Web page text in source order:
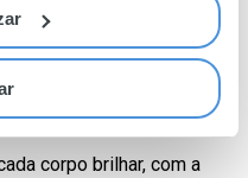
o melhor do efeito
corpo brilhar, com a